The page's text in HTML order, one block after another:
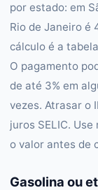
por estado: em
Rio de Janeiro é
cálculo é a
O pagamento
de até 3% em
vezes. Atrasar o
juros SELIC.
o valor antes de
Gasolina ou